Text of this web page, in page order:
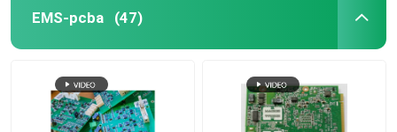
PCB-assemblage voor vermogenbescherming
Communicatie PCB Assemblage
EMS-pcba (47)